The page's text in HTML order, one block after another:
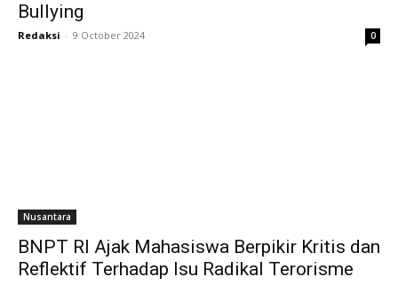
Bullying
Redaksi - 9 October 2024 0
Nusantara
BNPT RI Ajak Mahasiswa Berpikir Kritis dan
Reflektif Terhadap Isu Radikal Terorisme